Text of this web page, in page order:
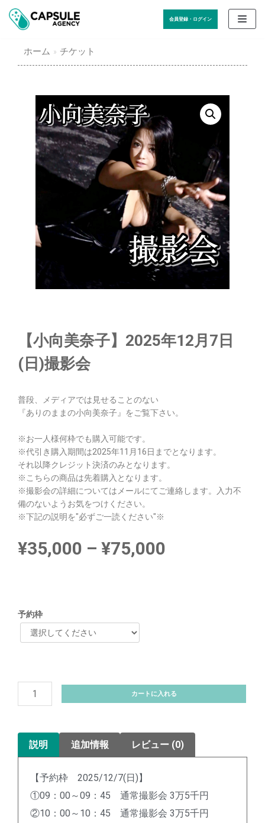
コ
ン
ツ
会員登録・ログイン
ホーム » チケット
【小向美奈子】2025年12月7日
(日)撮影会
普段、メディアでは見せることのない
『ありのままの小向美奈子』をご覧下さい。
※お一人様何枠でも購入可能です。
※代引き購入期間は2025年11月16日までとなります。
それ以降クレジット決済のみとなります。
※こちらの商品は先着購入となります。
※撮影会の詳細についてはメールにてご連絡します。入力不
備のないようお気をつけください。
※下記の説明を"必ずご一読ください"※
¥35,000 – ¥75,000
予約枠
カートに入れる
説明 追加情報 レビュー (0)
【予約枠 2025/12/7(日)】
①09：00～09：45 通常撮影会 3万5千円
②10：00～10：45 通常撮影会 3万5千円